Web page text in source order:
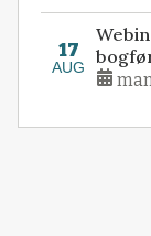
17
AUG